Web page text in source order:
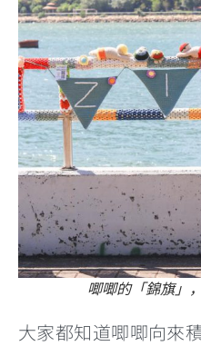
唧唧的「錦旗」
大家都知道唧唧向來